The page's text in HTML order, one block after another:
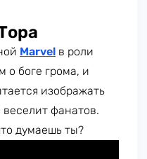
Marvel в роли
о боге грома, и
изображать
веселит фанатов.
думаешь ты?